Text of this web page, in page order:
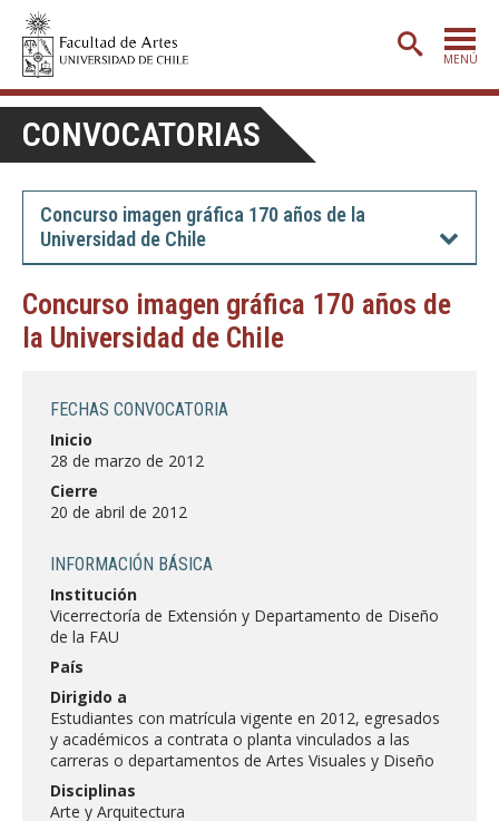
MENÚ
PORTADA
ADMISIÓN
ETAPA BÁSICA
POSTGRADO
EXTENSIÓN
BIBLIOTECA
DEPARTAMENTOS
Estudiantes
Académicas/os Egresadas/os
CONVOCATORIAS
Concurso imagen gráfica 170 años de la
Universidad de Chile
Concurso imagen gráfica 170 años de
la Universidad de Chile
FECHAS CONVOCATORIA
Inicio
28 de marzo de 2012
Cierre
20 de abril de 2012
INFORMACIÓN BÁSICA
Institución
Vicerrectoría de Extensión y Departamento de Diseño
de la FAU
País
Dirigido a
Estudiantes con matrícula vigente en 2012, egresados
y académicos a contrata o planta vinculados a las
carreras o departamentos de Artes Visuales y Diseño
Disciplinas
Arte y Arquitectura